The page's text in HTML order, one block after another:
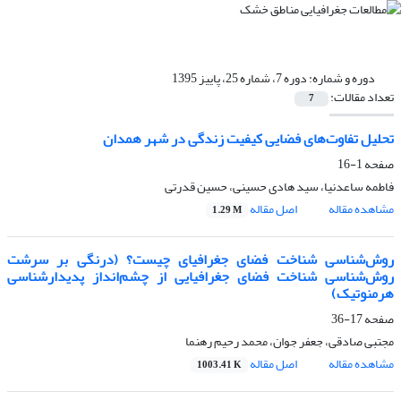
دوره و شماره:دوره 7، شماره 25، پاییز 1395
تعداد مقالات: 7
تحلیل تفاوت‌های فضایی کیفیت زندگی در شهر همدان
صفحه1-16
فاطمه ساعدنیا، سید هادی حسینی، حسین قدرتی
مشاهده مقاله
اصل مقاله 1.29 M
روش‌شناسی شناخت فضای جغرافیای چیست؟ (درنگی بر سرشت
روش‌شناسی شناخت فضای جغرافیایی از چشم‌انداز پدیدارشناسی
هرمنوتیک)
صفحه17-36
مجتبی صادقی، جعفر جوان، محمد رحیم رهنما
مشاهده مقاله
اصل مقاله 1003.41 K